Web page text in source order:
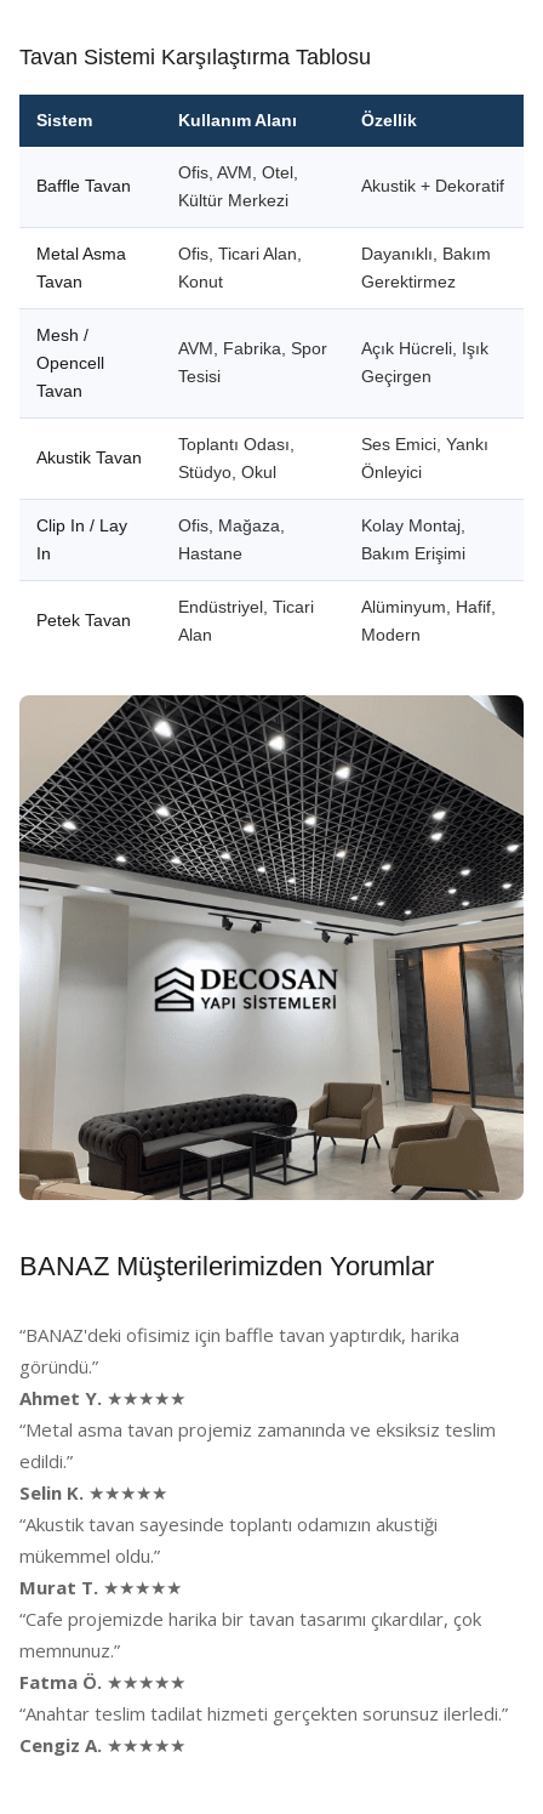
Tavan Sistemi Karşılaştırma Tablosu
Sistem Kullanım Alanı Özellik
Baffle Tavan
Ofis, AVM, Otel,
Kültür Merkezi
Akustik + Dekoratif
Metal Asma
Tavan
Ofis, Ticari Alan,
Konut
Dayanıklı, Bakım
Gerektirmez
Mesh /
Opencell
Tavan
AVM, Fabrika, Spor
Tesisi
Açık Hücreli, Işık
Geçirgen
Akustik Tavan
Toplantı Odası,
Stüdyo, Okul
Ses Emici, Yankı
Önleyici
Clip In / Lay
In
Ofis, Mağaza,
Hastane
Kolay Montaj,
Bakım Erişimi
Petek Tavan
Endüstriyel, Ticari
Alan
Alüminyum, Hafif,
Modern
BANAZ Müşterilerimizden Yorumlar
“BANAZ'deki ofisimiz için baffle tavan yaptırdık, harika
göründü.”
Ahmet Y. ★★★★★
“Metal asma tavan projemiz zamanında ve eksiksiz teslim
edildi.”
Selin K. ★★★★★
“Akustik tavan sayesinde toplantı odamızın akustiği
mükemmel oldu.”
Murat T. ★★★★★
“Cafe projemizde harika bir tavan tasarımı çıkardılar, çok
memnunuz.”
Fatma Ö. ★★★★★
“Anahtar teslim tadilat hizmeti gerçekten sorunsuz ilerledi.”
Cengiz A. ★★★★★